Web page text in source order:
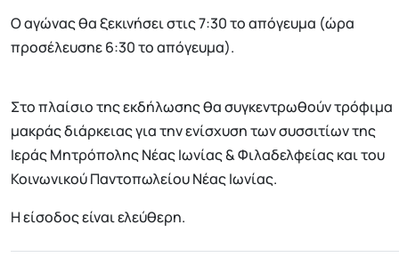
Ο αγώνας θα ξεκινήσει στις 7:30 το απόγευμα (ώρα
προσέλευσηε 6:30 το απόγευμα).
Στο πλαίσιο της εκδήλωσης θα συγκεντρωθούν τρόφιμα
μακράς διάρκειας για την ενίσχυση των συσσιτίων της
Ιεράς Μητρόπολης Νέας Ιωνίας & Φιλαδελφείας και του
Κοινωνικού Παντοπωλείου Νέας Ιωνίας.
Η είσοδος είναι ελεύθερη.